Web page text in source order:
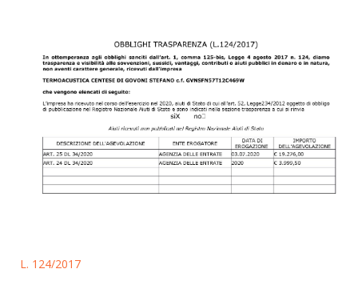
L. 124/2017